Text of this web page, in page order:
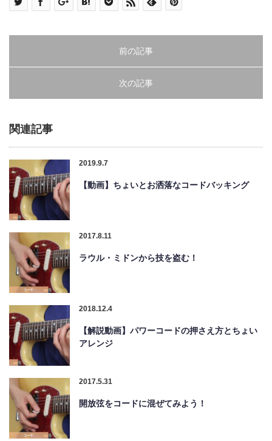
前の記事
次の記事
関連記事
2019.9.7
【動画】ちょいとお洒落なコードバッキング
2017.8.11
ラウル・ミドンから技を盗む！
2018.12.4
【解説動画】パワーコードの押さえ方とちょい
アレンジ
2017.5.31
開放弦をコードに混ぜてみよう！